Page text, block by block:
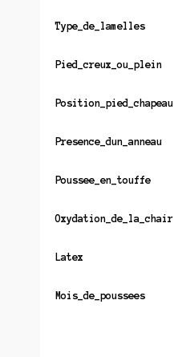
Type_de_lamelles
Pied_creux_ou_plein
Position_pied_chapeau
Presence_dun_anneau
Poussee_en_touffe
Oxydation_de_la_chair
Latex
Mois_de_poussees